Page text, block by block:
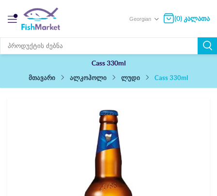
(0) კალათა
Cass 330ml
მთავარი
ალკოჰოლი ლუდი Cass 330ml